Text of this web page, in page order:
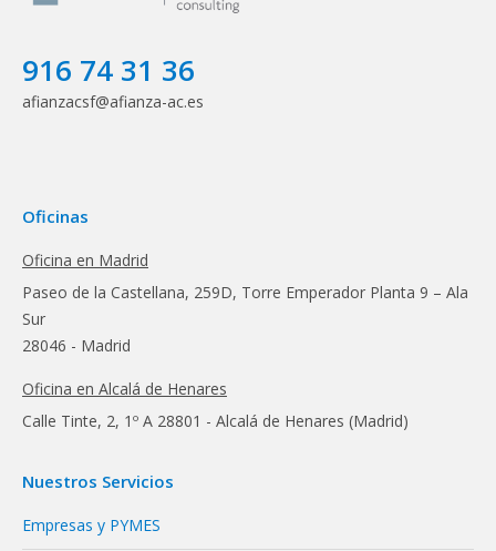
916 74 31 36
afianzacsf@afianza-ac.es
Oficinas
Oficina en Madrid
Paseo de la Castellana, 259D, Torre Emperador Planta 9 – Ala
Sur
28046 - Madrid
Oficina en Alcalá de Henares
Calle Tinte, 2, 1º A 28801 - Alcalá de Henares (Madrid)
Nuestros Servicios
Empresas y PYMES